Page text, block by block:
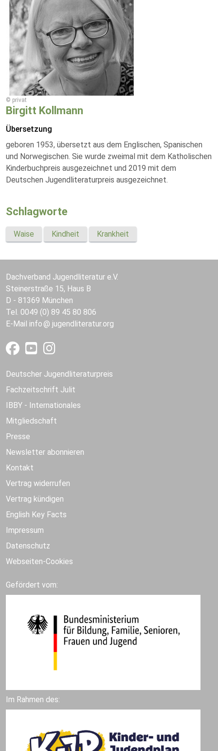
© privat
Birgitt Kollmann
Übersetzung
geboren 1953, übersetzt aus dem Englischen, Spanischen
und Norwegischen. Sie wurde zweimal mit dem Katholischen
Kinderbuchpreis ausgezeichnet und 2019 mit dem
Deutschen Jugendliteraturpreis ausgezeichnet.
Schlagworte
Waise Kindheit Krankheit
Dachverband Jugendliteratur e.V.
Steinerstraße 15, Haus B
D - 81369 München
Tel. 0049 (0) 89 45 80 806
E-Mail info jugendliteratur.org
Deutscher Jugendliteraturpreis
Fachzeitschrift Julit
IBBY - Internationales
Mitgliedschaft
Presse
Newsletter abonnieren
Kontakt
Vertrag widerrufen
Vertrag kündigen
English Key Facts
Impressum
Datenschutz
Webseiten-Cookies
Gefördert vom:
Im Rahmen des: